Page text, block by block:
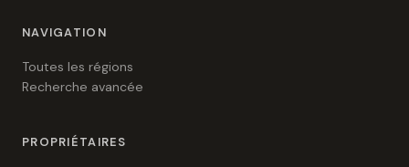
NAVIGATION
Toutes les régions
Recherche avancée
PROPRIÉTAIRES